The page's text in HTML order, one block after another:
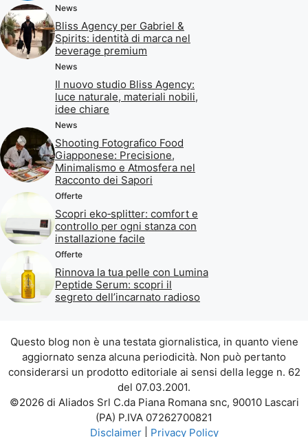
News
Bliss Agency per Gabriel &
Spirits: identità di marca nel
beverage premium
News
Il nuovo studio Bliss Agency:
luce naturale, materiali nobili,
idee chiare
News
Shooting Fotografico Food
Giapponese: Precisione,
Minimalismo e Atmosfera nel
Racconto dei Sapori
Offerte
Scopri eko‑splitter: comfort e
controllo per ogni stanza con
installazione facile
Offerte
Rinnova la tua pelle con Lumina
Peptide Serum: scopri il
segreto dell’incarnato radioso
Questo blog non è una testata giornalistica, in quanto viene
aggiornato senza alcuna periodicità. Non può pertanto
considerarsi un prodotto editoriale ai sensi della legge n. 62
del 07.03.2001.
©2026 di Aliados Srl C.da Piana Romana snc, 90010 Lascari
(PA) P.IVA 07262700821
Disclaimer| Privacy Policy